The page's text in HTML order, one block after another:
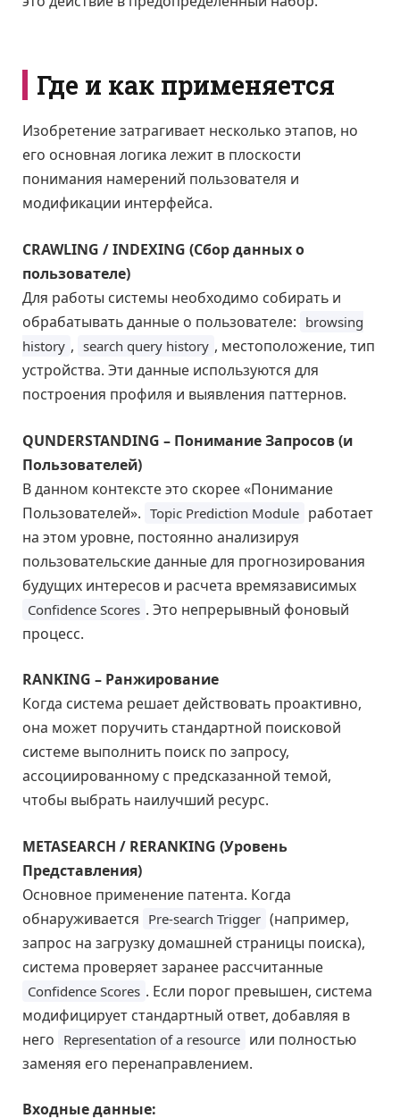
Где и как применяется
Изобретение затрагивает несколько этапов, но
его основная логика лежит в плоскости
понимания намерений пользователя и
модификации интерфейса.
CRAWLING / INDEXING (Сбор данных о
пользователе)
Для работы системы необходимо собирать и
обрабатывать данные о пользователе: browsing
history , search query history , местоположение, тип
устройства. Эти данные используются для
построения профиля и выявления паттернов.
QUNDERSTANDING – Понимание Запросов (и
Пользователей)
В данном контексте это скорее «Понимание
Пользователей». Topic Prediction Module работает
на этом уровне, постоянно анализируя
пользовательские данные для прогнозирования
будущих интересов и расчета времязависимых
Confidence Scores . Это непрерывный фоновый
процесс.
RANKING – Ранжирование
Когда система решает действовать проактивно,
она может поручить стандартной поисковой
системе выполнить поиск по запросу,
ассоциированному с предсказанной темой,
чтобы выбрать наилучший ресурс.
METASEARCH / RERANKING (Уровень
Представления)
Основное применение патента. Когда
обнаруживается Pre-search Trigger (например,
запрос на загрузку домашней страницы поиска),
система проверяет заранее рассчитанные
Confidence Scores . Если порог превышен, система
модифицирует стандартный ответ, добавляя в
него Representation of a resource или полностью
заменяя его перенаправлением.
Входные данные: